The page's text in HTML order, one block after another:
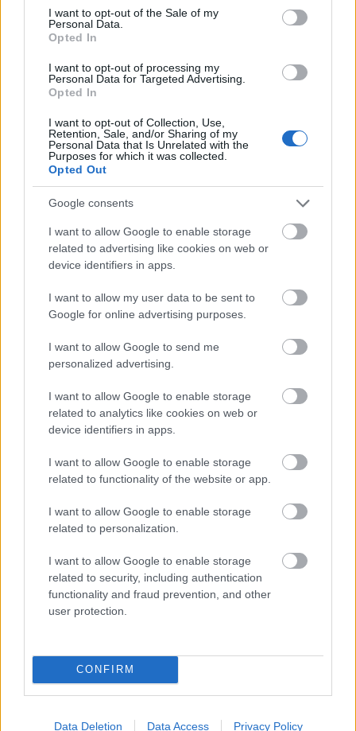
consent section.
I want to opt-out of the Sale of my
Personal Data.
Opted In
I want to opt-out of processing my
Personal Data for Targeted Advertising.
Opted In
I want to opt-out of Collection, Use,
Retention, Sale, and/or Sharing of my
Personal Data that Is Unrelated with the
Purposes for which it was collected.
Opted Out
Google consents
I want to allow Google to enable storage
related to advertising like cookies on web or
device identifiers in apps.
I want to allow my user data to be sent to
Google for online advertising purposes.
I want to allow Google to send me
personalized advertising.
I want to allow Google to enable storage
related to analytics like cookies on web or
device identifiers in apps.
I want to allow Google to enable storage
related to functionality of the website or app.
I want to allow Google to enable storage
related to personalization.
I want to allow Google to enable storage
related to security, including authentication
functionality and fraud prevention, and other
user protection.
CONFIRM
Data Deletion Data Access Privacy Policy
2007. január 2-án látható a TÁP Varieté és
Performance Színház hagyományos éveleji
kívánságmûsora a MAGUK KÉRTÉK. A helyszín és a
kezdési idõpont változatlan: Süss Fel Nap, 22:30.
szinhazhu•2006. december 29.
A TÁP Varieté és Performance Színház bemutatja:
MAGUK KÉRTÉK Süss Fel Nap, 2007. jan. 2. KEDD!
Vamp a négyzeten
Hernádi Judit a purgatóriumba került. Szerencsére
nem a pokol kénköves lángja közé, hanem a
Purgatórium nevû lokálba, amely - ahogy a szerzõ
leírja - egyesíti magában a füstös lebujok
közvetlenségét és a fényes mulatók pompáját.
Nevezett hely egyébként Berlinben található,
ráadásul visszautazunk az…
Vamp a négyzeten
Hernádi Judit a purgatóriumba került. Szerencsére
nem a pokol kénköves lángja közé, hanem a
Purgatórium nevû lokálba, amely - ahogy a szerzõ
leírja - egyesíti magában a füstös lebujok
közvetlenségét és a fényes mulatók pompáját.